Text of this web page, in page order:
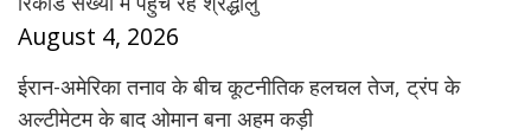
August 4, 2026
ईरान-अमेरिका तनाव के बीच कूटनीतिक हलचल तेज, ट्रंप के
अल्टीमेटम के बाद ओमान बना अहम कड़ी